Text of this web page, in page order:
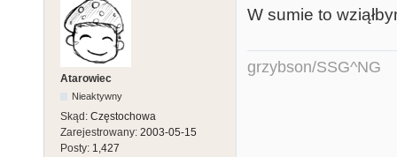
Atarowiec
Nieaktywny
Skąd: Częstochowa
Zarejestrowany: 2003-05-15
Posty: 1,427
W sumie to
grzybson/SSG^NG